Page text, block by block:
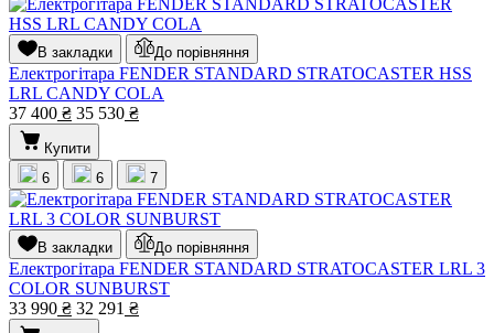
В закладки До порівняння
Електрогітара FENDER STANDARD STRATOCASTER HSS
LRL CANDY COLA
37 400 ₴ 35 530 ₴
Купити
6
6 7
В закладки До порівняння
Електрогітара FENDER STANDARD STRATOCASTER LRL 3
COLOR SUNBURST
33 990 ₴ 32 291 ₴